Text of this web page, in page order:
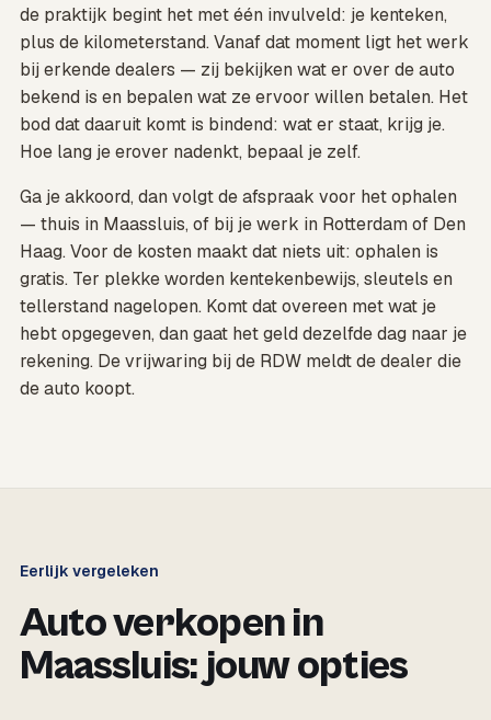
de praktijk begint het met één invulveld: je kenteken,
plus de kilometerstand. Vanaf dat moment ligt het werk
bij erkende dealers — zij bekijken wat er over de auto
bekend is en bepalen wat ze ervoor willen betalen. Het
bod dat daaruit komt is bindend: wat er staat, krijg je.
Hoe lang je erover nadenkt, bepaal je zelf.
Ga je akkoord, dan volgt de afspraak voor het ophalen
— thuis in Maassluis, of bij je werk in Rotterdam of Den
Haag. Voor de kosten maakt dat niets uit: ophalen is
gratis. Ter plekke worden kentekenbewijs, sleutels en
tellerstand nagelopen. Komt dat overeen met wat je
hebt opgegeven, dan gaat het geld dezelfde dag naar je
rekening. De vrijwaring bij de RDW meldt de dealer die
de auto koopt.
Eerlijk vergeleken
Auto verkopen in
Maassluis: jouw opties